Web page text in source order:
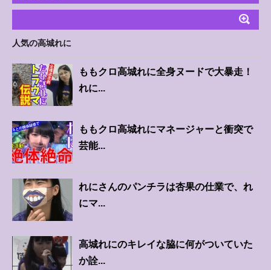
人気の高城れに
ももクロ高城れに全身ヌードで大暴走！
れに...
ももクロ高城れにマネージャーと衝突で
芸能...
れにさんのパンチラは杏果の仕業で、れ
にマ...
高城れにのキレイな脇に何がついていた
か詮...